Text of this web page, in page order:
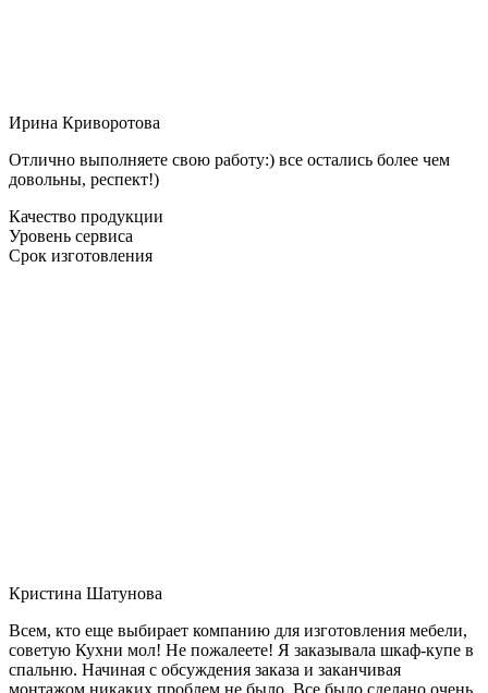
Ирина Криворотова
Отлично выполняете свою работу:) все остались более чем
довольны, респект!)
Качество продукции
Уровень сервиса
Срок изготовления
Кристина Шатунова
Всем, кто еще выбирает компанию для изготовления мебели,
советую Кухни мол! Не пожалеете! Я заказывала шкаф-купе в
спальню. Начиная с обсуждения заказа и заканчивая
монтажом никаких проблем не было. Все было сделано очень